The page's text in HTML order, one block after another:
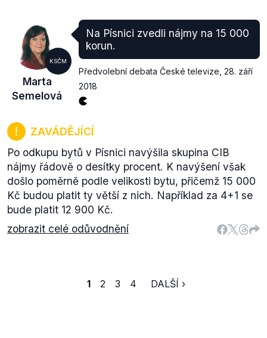
KSČM
Marta
Semelová
Na Písnici zvedli nájmy na 15 000
korun.
Předvolební debata České televize 28. září
2018
ZAVÁDĚJÍCÍ
Po odkupu bytů v Písnici navýšila skupina CIB
nájmy řádově o desítky procent. K navýšení však
došlo poměrně podle velikosti bytu, přičemž 15 000
Kč budou platit ty větší z nich. Například za 4+1 se
bude platit 12 900 Kč.
zobrazit celé odůvodnění
1 2 3 4 DALŠÍ ›